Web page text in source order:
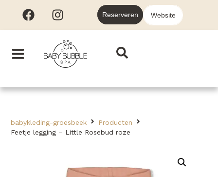
Reserveren Website
babykleding-groesbeek
Producten
Feetje legging – Little Rosebud roze